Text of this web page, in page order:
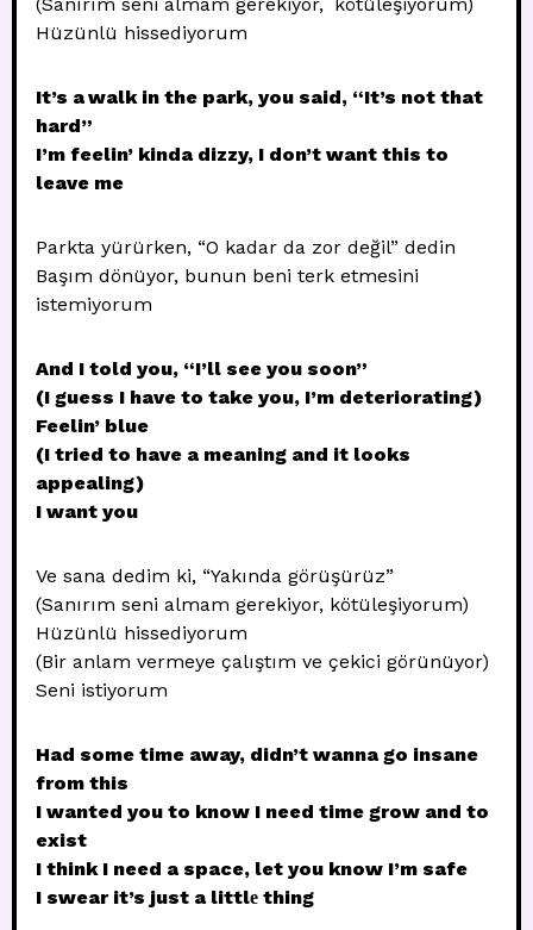
Hüzünlü hissediyorum
It’s a walk in the park, you said, “It’s not that
hard”
I’m feelin’ kinda dizzy, I don’t want this to
leave me
Parkta yürürken, “O kadar da zor değil” dedin
Başım dönüyor, bunun beni terk etmesini
istemiyorum
And I told you, “I’ll see you soon”
(I guess I have to take you, I’m deteriorating)
Feelin’ blue
(I tried to have a meaning and it looks
appealing)
I want you
Ve sana dedim ki, “Yakında görüşürüz”
(Sanırım seni almam gerekiyor, kötüleşiyorum)
Hüzünlü hissediyorum
(Bir anlam vermeye çalıştım ve çekici görünüyor)
Seni istiyorum
Had some time away, didn’t wanna go insane
from this
I wanted you to know I need time grow and to
exist
I think I need a space, let you know I’m safe
I swear it’s just a littlе thing